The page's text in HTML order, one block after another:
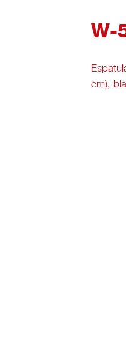
W-
cm),